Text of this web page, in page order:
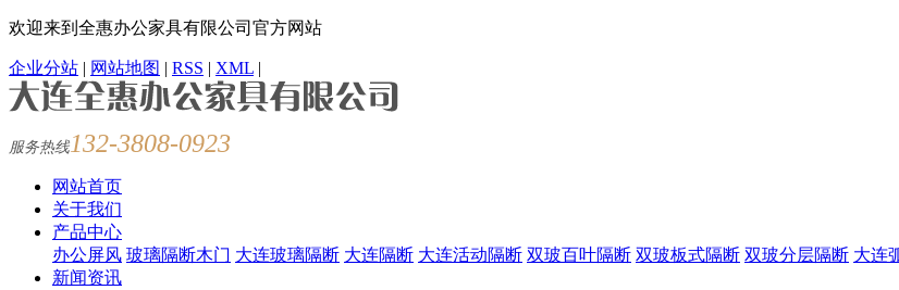
欢迎来到全惠办公家具有限公司官方网站
企业分站 | 网站地图 | RSS | XML |
服务热线 132-3808-0923
网站首页
关于我们
产品中心
办公屏风 玻璃隔断木门 大连玻璃隔断 大连隔断 大连活动隔断 双玻百叶隔断 双玻板式隔断 双玻分层隔断 大连
新闻资讯